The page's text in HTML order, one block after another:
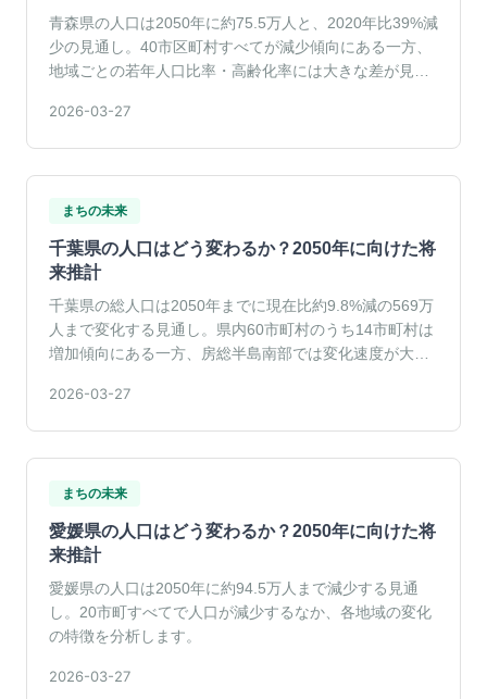
青森県の人口は2050年に約75.5万人と、2020年比39%減
少の見通し。40市区町村すべてが減少傾向にある一方、
地域ごとの若年人口比率・高齢化率には大きな差が見ら
2026-03-27
まちの未来
千葉県の人口はどう変わるか？2050年に向けた将
来推計
千葉県の総人口は2050年までに現在比約9.8%減の569万
人まで変化する見通し。県内60市町村のうち14市町村は
増加傾向にある一方、房総半島南部では変化速度が大き
2026-03-27
まちの未来
愛媛県の人口はどう変わるか？2050年に向けた将
来推計
愛媛県の人口は2050年に約94.5万人まで減少する見通
し。20市町すべてで人口が減少するなか、各地域の変化
の特徴を分析します。
2026-03-27